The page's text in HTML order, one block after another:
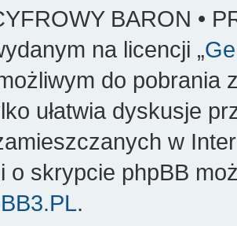
BARON •
na licencji „
do pobrania
ułatwia dyskusje
w
o skrypcie phpBB
.